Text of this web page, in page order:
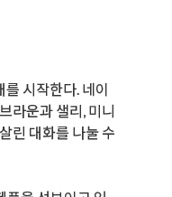
시작한다. 네이
라운과 샐리, 미니
린 대화를 나눌 수